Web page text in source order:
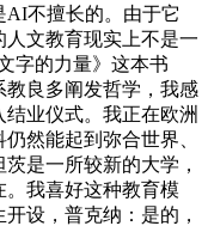
AI不擅长的。由于它
文教育现实上不是一
字的力量》这本书
良多阐发哲学，我感
业仪式。我正在欧洲
然能起到弥合世界、
是一所较新的大学，
我喜好这种教育模
设，普克纳：是的，